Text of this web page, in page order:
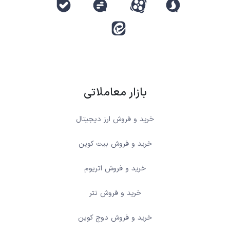
بازار معاملاتی
خرید و فروش ارز دیجیتال
خرید و فروش بیت کوین
خرید و فروش اتریوم
خرید و فروش تتر
خرید و فروش دوج کوین